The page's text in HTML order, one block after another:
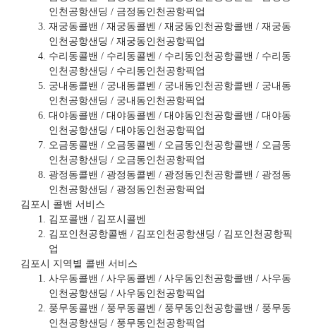
인천공항샌딩 / 금정동인천공항픽업
재궁동콜밴 / 재궁동콜벤 / 재궁동인천공항콜밴 / 재궁동
인천공항샌딩 / 재궁동인천공항픽업
수리동콜밴 / 수리동콜벤 / 수리동인천공항콜밴 / 수리동
인천공항샌딩 / 수리동인천공항픽업
궁내동콜밴 / 궁내동콜벤 / 궁내동인천공항콜밴 / 궁내동
인천공항샌딩 / 궁내동인천공항픽업
대야동콜밴 / 대야동콜벤 / 대야동인천공항콜밴 / 대야동
인천공항샌딩 / 대야동인천공항픽업
오금동콜밴 / 오금동콜벤 / 오금동인천공항콜밴 / 오금동
인천공항샌딩 / 오금동인천공항픽업
광정동콜밴 / 광정동콜벤 / 광정동인천공항콜밴 / 광정동
인천공항샌딩 / 광정동인천공항픽업
김포시 콜밴 서비스
김포콜밴 / 김포시콜벤
김포인천공항콜밴 / 김포인천공항샌딩 / 김포인천공항픽
업
김포시 지역별 콜밴 서비스
사우동콜밴 / 사우동콜벤 / 사우동인천공항콜밴 / 사우동
인천공항샌딩 / 사우동인천공항픽업
풍무동콜밴 / 풍무동콜벤 / 풍무동인천공항콜밴 / 풍무동
인천공항샌딩 / 풍무동인천공항픽업